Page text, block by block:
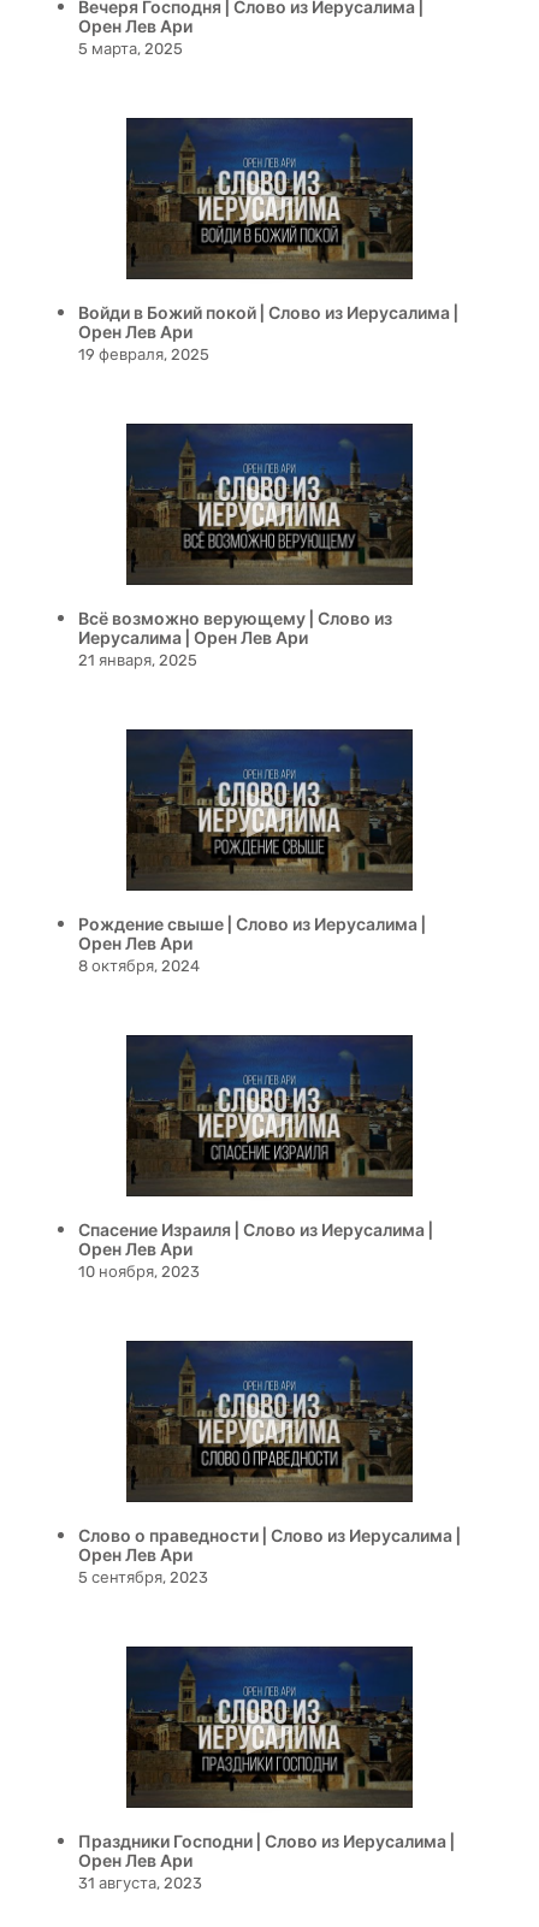
Вечеря Господня | Слово из Иерусалима |
Орен Лев Ари
5 марта, 2025
Войди в Божий покой | Слово из Иерусалима |
Орен Лев Ари
19 февраля, 2025
Всё возможно верующему | Слово из
Иерусалима | Орен Лев Ари
21 января, 2025
Рождение свыше | Слово из Иерусалима |
Орен Лев Ари
8 октября, 2024
Спасение Израиля | Слово из Иерусалима |
Орен Лев Ари
10 ноября, 2023
Слово о праведности | Слово из Иерусалима |
Орен Лев Ари
5 сентября, 2023
Праздники Господни | Слово из Иерусалима |
Орен Лев Ари
31 августа, 2023